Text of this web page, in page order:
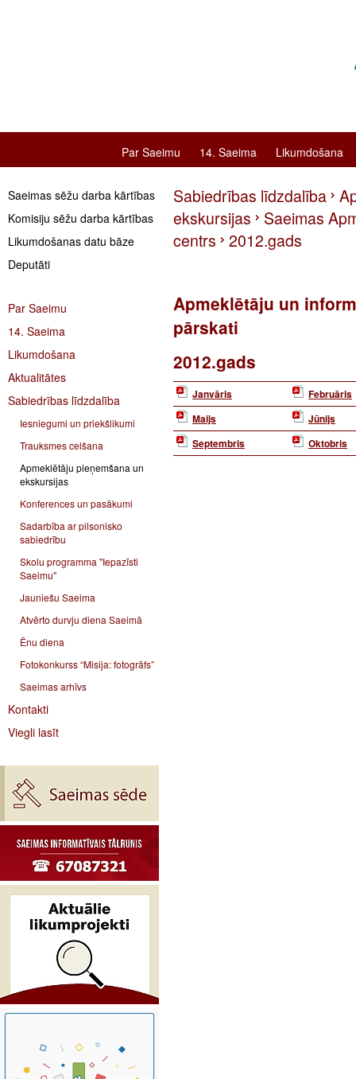
Par Saeimu 14. Saeima Likumdošana
Saeimas sēžu darba kārtības
Komisiju sēžu darba kārtības
Likumdošanas datu bāze
Deputāti
Par Saeimu
14. Saeima
Likumdošana
Aktualitātes
Sabiedrības līdzdalība
Iesniegumi un priekšlikumi
Trauksmes celšana
Apmeklētāju pieņemšana un
ekskursijas
Konferences un pasākumi
Sadarbība ar pilsonisko
sabiedrību
Skolu programma "Iepazīsti
Saeimu"
Jauniešu Saeima
Atvērto durvju diena Saeimā
Ēnu diena
Fotokonkurss “Misija: fotogrāfs”
Saeimas arhīvs
Kontakti
Viegli lasīt
Sabiedrības līdzdalība
ekskursijas
Saeimas
centrs
2012.gads
Apmeklētāju un
pārskati
2012.gads
Janvāris
Februāris
Maijs
Jūnijs
Septembris
Oktobris